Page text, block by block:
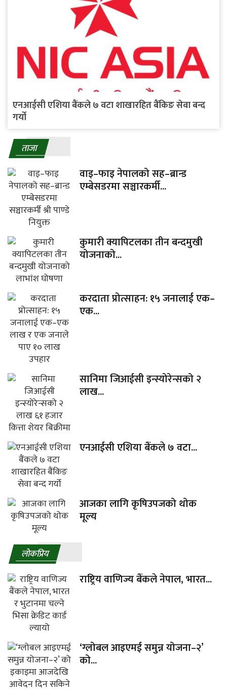
एनआईसी एशिया बैंकले ७ वटा शाखारहित बैंकिङ सेवा बन्द
गर्यो
ताजा
वाइ–फाइ नेपालको सह–ब्रान्ड
एम्बेसडरमा सञ्चारकर्मी...
कुमारी क्यापिटलका तीन बन्दमुखी
योजनाको...
करदाता प्रोत्साहन: १५ जनालाई एक–
एक...
सानिमा जिआईसी इन्स्योरेन्सको २
लाख...
एनआईसी एशिया बैंकले ७ वटा...
आजका लागि कृषिउपजको थोक
मूल्य
लाेकप्रिय
राष्ट्रिय वाणिज्य बैंकले नेपाल, भारत...
‘ग्लोबल आइएमई समुन्न योजना–२’
को...